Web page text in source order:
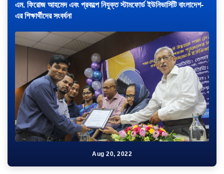
এম. ফিরোজ আহমেদ এবং প্রকল্পে নিযুক্ত স্টামফোর্ড ইউনিভার্সিটি বাংলাদেশ-
এর শিক্ষার্থীদের সংবর্ধনা
Aug 20, 2022